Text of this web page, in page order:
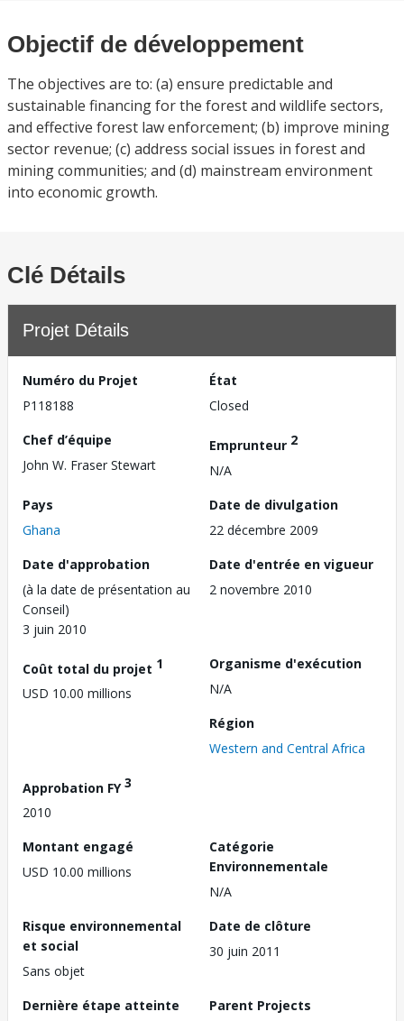
Objectif de développement
The objectives are to: (a) ensure predictable and
sustainable financing for the forest and wildlife sectors,
and effective forest law enforcement; (b) improve mining
sector revenue; (c) address social issues in forest and
mining communities; and (d) mainstream environment
into economic growth.
Clé Détails
Projet Détails
Numéro du Projet
P118188
État
Closed
Chef d’équipe
John W. Fraser Stewart
Emprunteur 2
N/A
Pays
Ghana
Date de divulgation
22 décembre 2009
Date d'approbation
(à la date de présentation au
Conseil)
3 juin 2010
Date d'entrée en vigueur
2 novembre 2010
Coût total du projet 1
USD 10.00 millions
Organisme d'exécution
N/A
Région
Western and Central Africa
Approbation FY3
2010
Montant engagé
USD 10.00 millions
Catégorie
Environnementale
N/A
Risque environnemental
et social
Sans objet
Date de clôture
30 juin 2011
Dernière étape atteinte
Parent Projects